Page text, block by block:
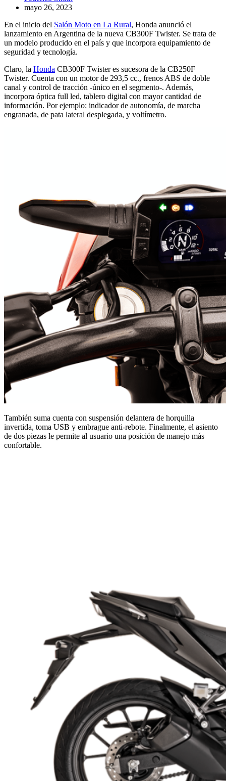
mayo 26, 2023
En el inicio del Salón Moto en La Rural, Honda anunció el
lanzamiento en Argentina de la nueva CB300F Twister. Se trata de
un modelo producido en el país y que incorpora equipamiento de
seguridad y tecnología.
Claro, la Honda CB300F Twister es sucesora de la CB250F
Twister. Cuenta con un motorde 293,5 cc., frenos ABS de doble
canal y control de tracción -único en el segmento-. Además,
incorpora óptica full led, tablero digital con mayor cantidad de
información. Por ejemplo: indicador de autonomía, de marcha
engranada, de pata lateral desplegada, y voltímetro.
También suma cuenta con suspensión delantera de horquilla
invertida, toma USB y embrague anti-rebote. Finalmente, el asiento
de dos piezas le permite al usuario una posición de manejo más
confortable.